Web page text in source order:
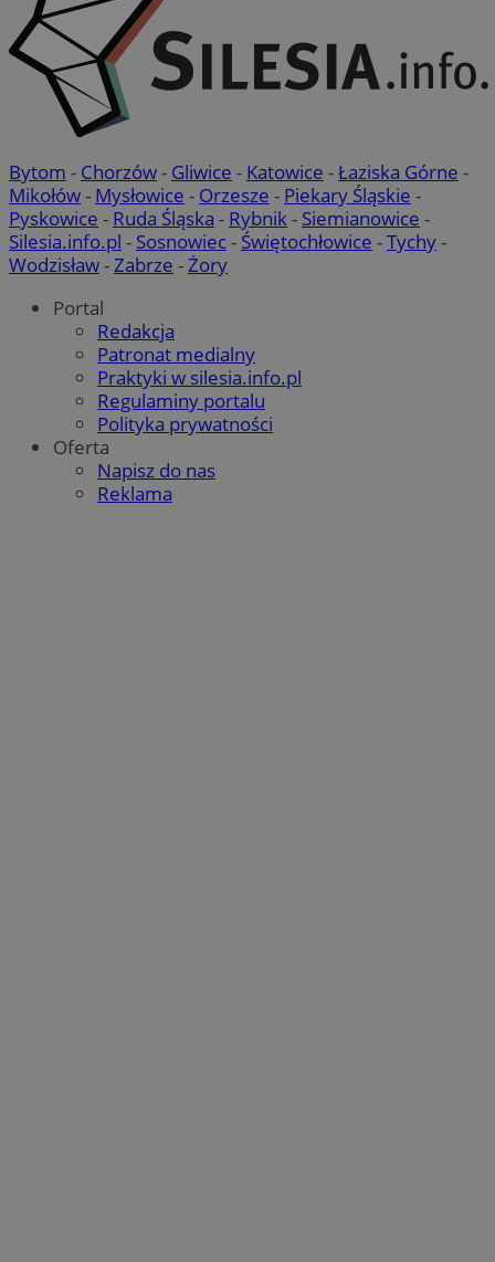
Bytom - Chorzów- Gliwice - Katowice -Łaziska Górne -
Mikołów- Mysłowice - Orzesze - Piekary Śląskie -
Pyskowice - Ruda Śląska - Rybnik- Siemianowice -
Silesia.info.pl - Sosnowiec- Świętochłowice -Tychy-
Wodzisław-Zabrze -Żory
Portal
Redakcja
Patronat medialny
Praktyki w silesia.info.pl
Regulaminy portalu
Polityka prywatności
Oferta
Napisz do nas
Reklama